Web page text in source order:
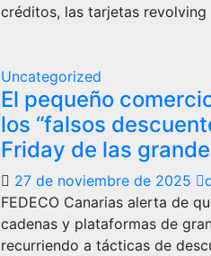
créditos, las tarjetas
Uncategorized
El pequeño
los “falsos
Friday de las
27 de noviembre de 2025
FEDECO Canarias alerta de
cadenas y plataformas de
recurriendo a tácticas de